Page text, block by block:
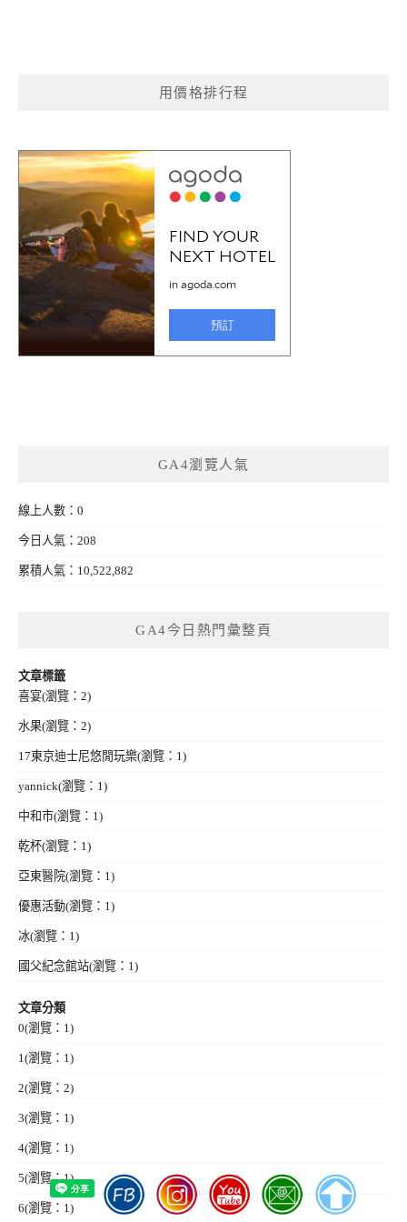
用價格排行程
GA4瀏覽人氣
線上人數：0
今日人氣：208
累積人氣：10,522,882
GA4今日熱門彙整頁
文章標籤
喜宴(瀏覽：2)
水果(瀏覽：2)
17東京迪士尼悠閒玩樂(瀏覽：1)
yannick(瀏覽：1)
中和市(瀏覽：1)
乾杯(瀏覽：1)
亞東醫院(瀏覽：1)
優惠活動(瀏覽：1)
冰(瀏覽：1)
國父紀念館站(瀏覽：1)
文章分類
0(瀏覽：1)
1(瀏覽：1)
2(瀏覽：2)
3(瀏覽：1)
4(瀏覽：1)
5(瀏覽：1)
6(瀏覽：1)